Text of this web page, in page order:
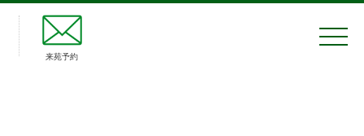
来苑予約